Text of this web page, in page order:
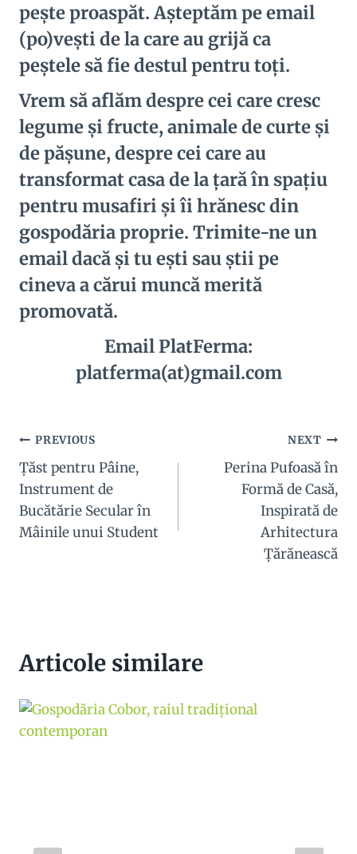
peşte proaspăt. Aşteptăm pe email
(po)veşti de la care au grijă ca
peştele să fie destul pentru toţi.
Vrem să aflăm despre cei care cresc
legume şi fructe, animale de curte şi
de păşune, despre cei care au
transformat casa de la ţară în spaţiu
pentru musafiri şi îi hrănesc din
gospodăria proprie. Trimite-ne un
email dacă şi tu eşti sau ştii pe
cineva a cărui muncă merită
promovată.
Email PlatFerma:
platferma(at)gmail.com
Navigare
în
articole
PREVIOUS
Ţăst pentru Pâine,
Instrument de
Bucătărie Secular în
Mâinile unui Student
NEXT
Perina Pufoasă în
Formă de Casă,
Inspirată de
Arhitectura
Ţărănească
Articole similare